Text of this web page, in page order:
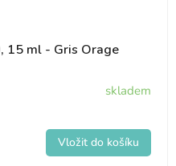
15 ml - Gris Orage
skladem